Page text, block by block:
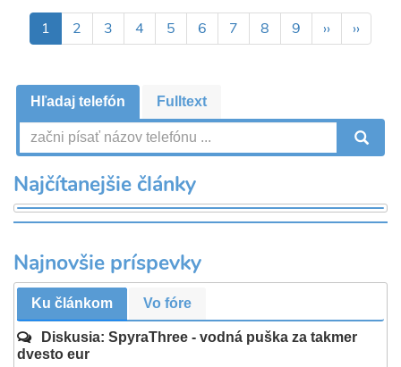
Pagination
Aktuálna
stránka
1 Page
2 Page
3 Page
4 Page
5 Page
6 Page
7 Page
8 Page
9
Ďalšia
strana
››
strana
››
Hľadaj telefón Fulltext
Najčítanejšie články
Najnovšie príspevky
Ku článkom Vo fóre
Diskusia: SpyraThree - vodná puška za takmer
dvesto eur